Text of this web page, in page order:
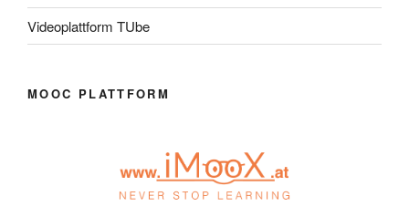
Videoplattform TUbe
MOOC PLATTFORM